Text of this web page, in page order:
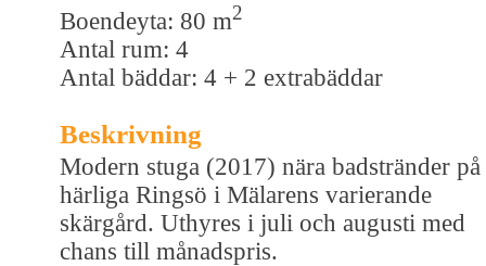
Boendeyta: 80 m2
Antal rum: 4
Antal bäddar: 4 + 2 extrabäddar
Beskrivning
Modern stuga (2017) nära badstränder på
härliga Ringsö i Mälarens varierande
skärgård. Uthyres i juli och augusti med
chans till månadspris.